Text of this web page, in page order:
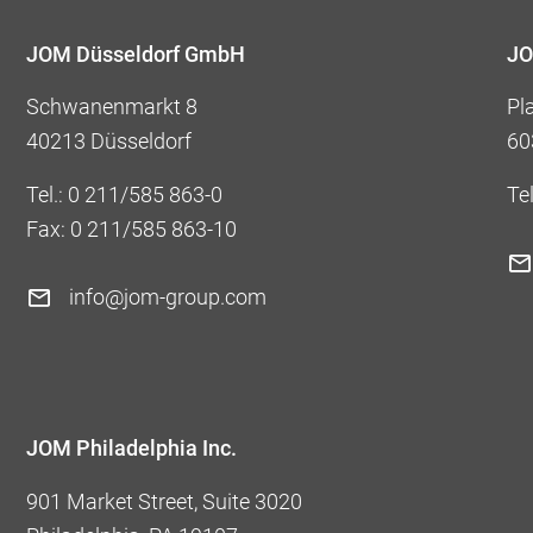
JOM Düsseldorf GmbH
Schwanenmarkt 8
40213 Düsseldorf
Tel.: 0 211/585 863-0
Fax: 0 211/585 863-10
info@jom-group.com
JOM Philadelphia Inc.
901 Market Street, Suite 3020